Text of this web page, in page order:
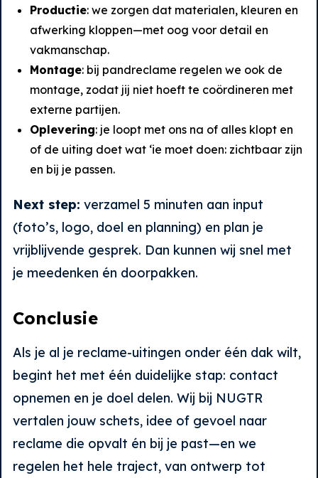
Productie: we zorgen dat materialen, kleuren en
afwerking kloppen—met oog voor detail en
vakmanschap.
Montage: bij pandreclame regelen we ook de
montage, zodat jij niet hoeft te coördineren met
externe partijen.
Oplevering: je loopt met ons na of alles klopt en
of de uiting doet wat ‘ie moet doen: zichtbaar zijn
en bij je passen.
Next step: verzamel 5 minuten aan input
(foto’s, logo, doel en planning) en plan je
vrijblijvende gesprek. Dan kunnen wij snel met
je meedenken én doorpakken.
Conclusie
Als je al je reclame-uitingen onder één dak wilt,
begint het met één duidelijke stap: contact
opnemen en je doel delen. Wij bij NUGTR
vertalen jouw schets, idee of gevoel naar
reclame die opvalt én bij je past—en we
regelen het hele traject, van ontwerp tot